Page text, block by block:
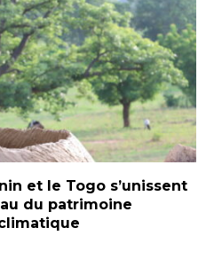
et le Togo s’unissent
du patrimoine